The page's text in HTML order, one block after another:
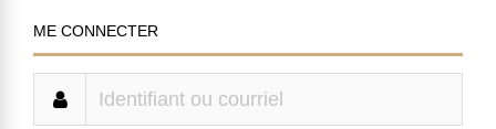
ME CONNECTER